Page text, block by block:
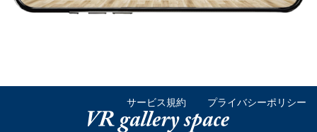
サービス規約 プライバシーポリシー